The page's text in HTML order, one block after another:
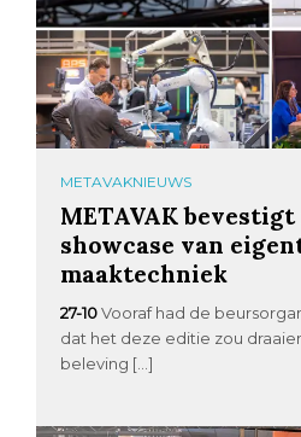
METAVAKNIEUWS
METAVAK
showcase van
maaktechniek
27-10 Vooraf had de
dat het deze editie zou
beleving […]